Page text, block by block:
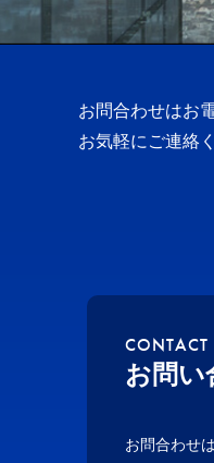
お問合わせはお
お気軽にご連絡
CONTACT
お問い
お問合わせ